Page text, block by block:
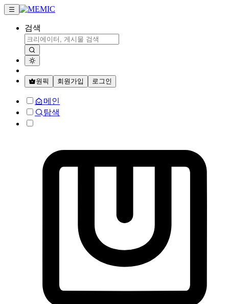
검색
원픽 회원가입 로그인
메인
탐색